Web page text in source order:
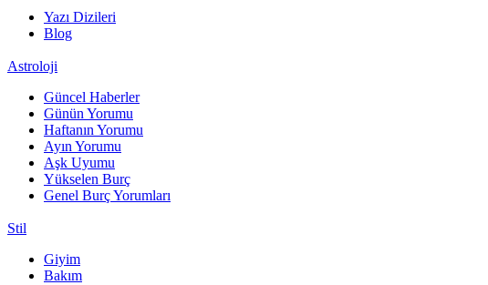
Yazı Dizileri
Blog
Astroloji
Güncel Haberler
Günün Yorumu
Haftanın Yorumu
Ayın Yorumu
Aşk Uyumu
Yükselen Burç
Genel Burç Yorumları
Stil
Giyim
Bakım